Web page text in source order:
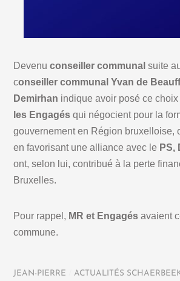
Devenu conseiller communal suite
conseiller communal Yvan de
Demirhan indique avoir posé ce
les Engagés qui négocient pour la
gouvernement en Région bruxelloise,
en favorisant une alliance avec le PS,
ont, selon lui, contribué à la perte
Bruxelles.
Pour rappel, MR et Engagés avaient
commune.
JEAN-PIERRE ACTUALITÉS